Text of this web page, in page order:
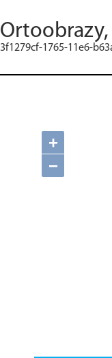
Ortoobrazy,
3f1279cf-1765-11e6-
+
−